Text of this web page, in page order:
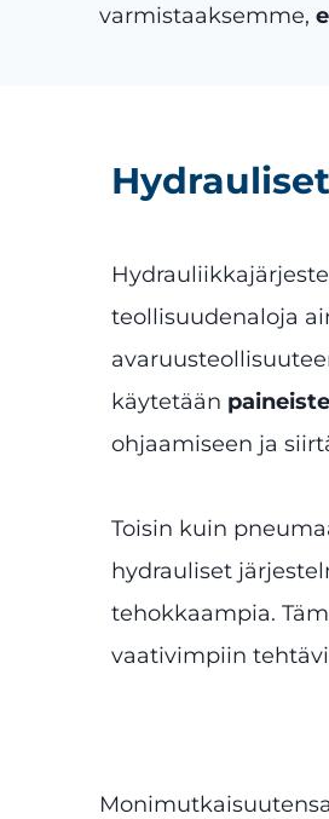
varmistaaksemme,
teollisuudenaloja
käytetään
ohjaamiseen ja
Toisin kuin
hydrauliset
tehokkaampia.
vaativimpiin